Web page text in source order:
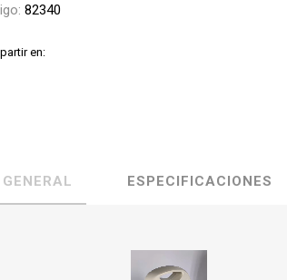
82340
en:
ESPECIFICACIONES